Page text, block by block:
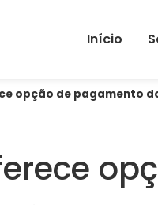
Início
opção de pagamento do